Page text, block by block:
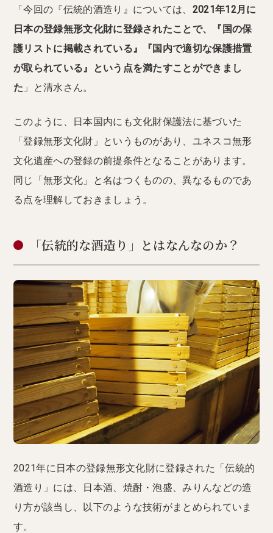
「今回の『伝統的酒造り』については、 2021年12月に
日本の登録無形文化財に登録されたことで、『国の保
護リストに掲載されている』『国内で適切な保護措置
が取られている』という点を満たすことができまし
た 」と清水さん。
このように、日本国内にも文化財保護法に基づいた
「登録無形文化財」というものがあり、ユネスコ無形
文化遺産への登録の前提条件となることがあります。
同じ「無形文化」と名はつくものの、異なるものであ
る点を理解しておきましょう。
「伝統的な酒造り」とはなんなのか？
2021年に日本の登録無形文化財に登録された「伝統的
酒造り」には、日本酒、焼酎・泡盛、みりんなどの造
り方が該当し、以下のような技術がまとめられていま
す。